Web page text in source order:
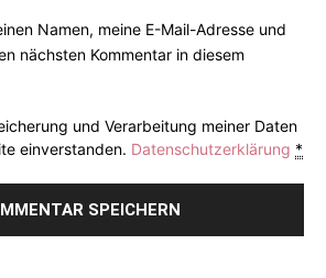
Namen, meine E-Mail-Adresse und
nächsten Kommentar in diesem
und Verarbeitung meiner Daten
einverstanden. Datenschutzerklärung *